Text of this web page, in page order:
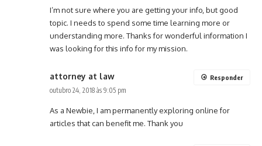
I’m not sure where you are getting your info, but good
topic. I needs to spend some time learning more or
understanding more. Thanks for wonderful information I
was looking for this info for my mission.
attorney at law
outubro 24, 2018 às 9:05 pm
As a Newbie, I am permanently exploring online for
articles that can benefit me. Thank you
Responder